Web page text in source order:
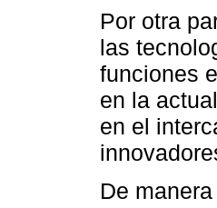
Por otra
las
funciones
en la
en el
De